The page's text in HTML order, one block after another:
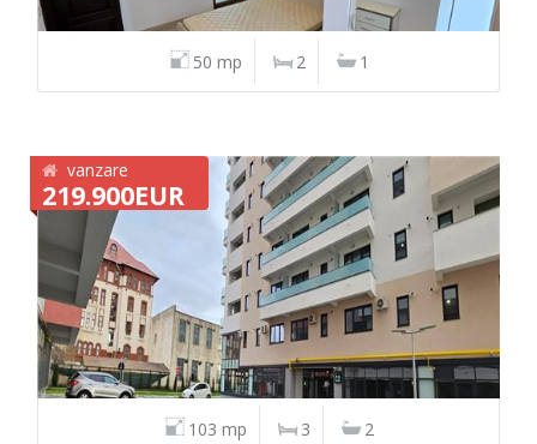
50 mp 2 1
vanzare
219.900EUR
103 mp 3 2